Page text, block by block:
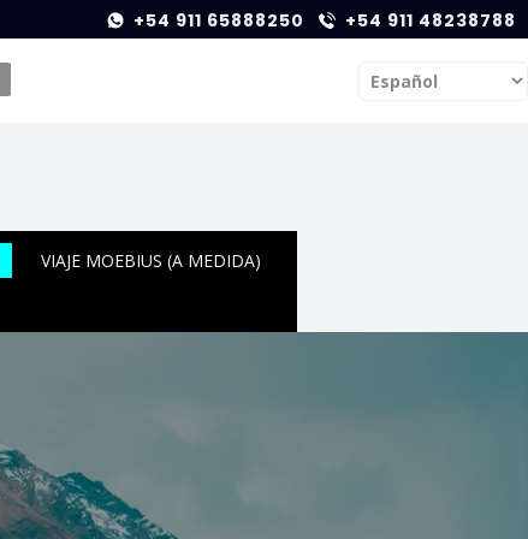
+54 911 65888250 +54 911 48238788
VIAJE MOEBIUS (A MEDIDA)